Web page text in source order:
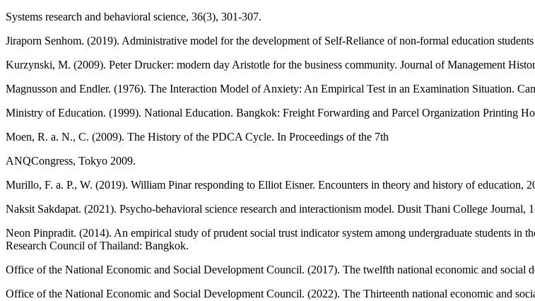
Systems research and behavioral science, 36(3), 301-307.
Jiraporn Senhom. (2019). Administrative model for the development of Self-Reliance of non-formal education
Kurzynski, M. (2009). Peter Drucker: modern day Aristotle for the business community. Journal of Management
Magnusson and Endler. (1976). The Interaction Model of Anxiety: An Empirical Test in an Examination Situation.
Ministry of Education. (1999). National Education. Bangkok: Freight Forwarding and Parcel Organization Printing
Moen, R. a. N., C. (2009). The History of the PDCA Cycle. In Proceedings of the 7th
ANQCongress, Tokyo 2009.
Murillo, F. a. P., W. (2019). William Pinar responding to Elliot Eisner. Encounters in theory and history of education,
Naksit Sakdapat. (2021). Psycho-behavioral science research and interactionism model. Dusit Thani College Journal,
Neon Pinpradit. (2014). An empirical study of prudent social trust indicator system among undergraduate students in
Research Council of Thailand: Bangkok.
Office of the National Economic and Social Development Council. (2017). The twelfth national economic and social
Office of the National Economic and Social Development Council. (2022). The Thirteenth national economic and